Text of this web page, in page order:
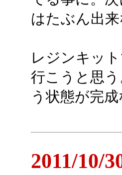
はたぶん出来
レジンキッ
行こうと思
う状態が完
2011/10/